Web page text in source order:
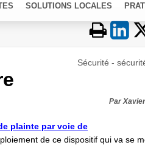
SOLUTIONS LOCALES
Sécurité -
Par
plainte par voie de
de ce dispositif qui va se